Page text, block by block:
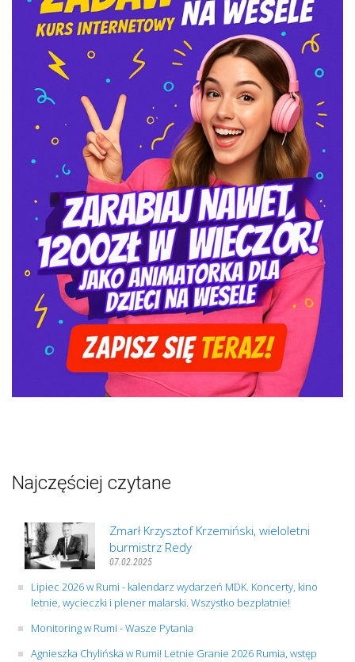
Najczęściej czytane
Zmarł Krzysztof Krzemiński, wieloletni
burmistrz Redy
07.02.2025
Lipiec 2026 w Rumi - kalendarz wydarzeń MDK. Koncerty, kino
letnie, wycieczki i plener malarski. Wszystko bezpłatnie!
Monitoring w Rumi - Wasze Pytania
Agnieszka Chylińska w Rumi! Letnie Granie 2026 Rumia, wstęp